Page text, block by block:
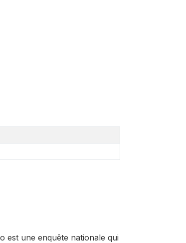
est une enquête nationale qui